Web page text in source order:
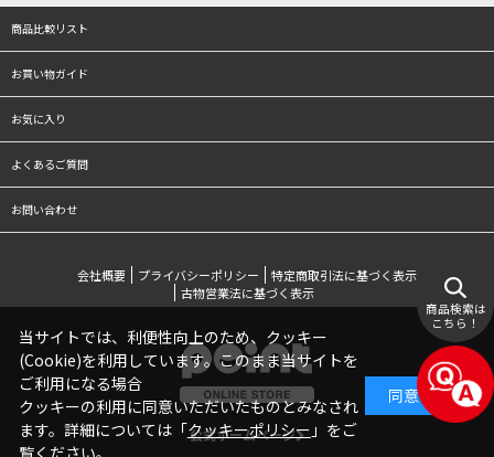
商品比較リスト
お買い物ガイド
お気に入り
よくあるご質問
お問い合わせ
会社概要 プライバシーポリシー
特定商取引法に基づく表示
古物営業法に基づく表示
公式ホームページ
商品検索は
こちら！
当サイトでは、利便性向上のため、クッキー
(Cookie)を利用しています。このまま当サイトを
ご利用になる場合
クッキーの利用に同意いただいたものとみなされ
ます。詳細については「クッキーポリシー 」をご
同意する